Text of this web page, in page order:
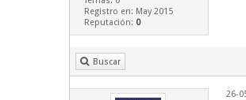
Registro en: May 2015
Reputación: 0
Buscar
26-